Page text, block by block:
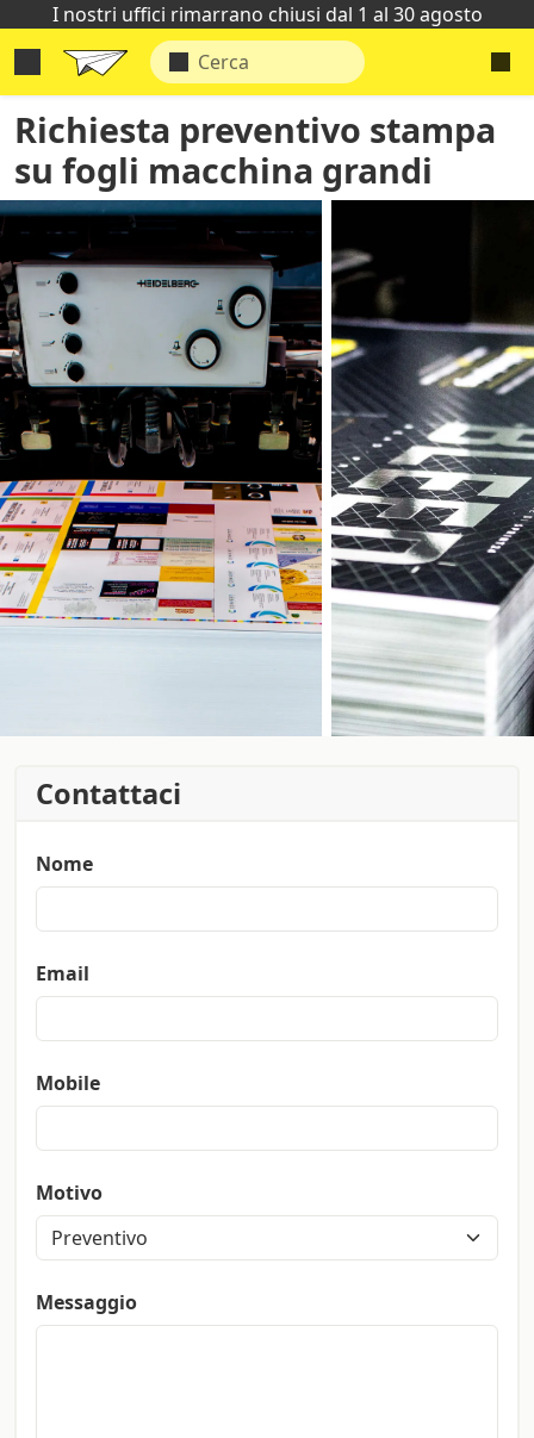
I nostri uffici rimarrano chiusi dal 1 al 30 agosto
Richiesta preventivo stampa
su fogli macchina grandi
Contattaci
Nome
Email
Mobile
Motivo
Messaggio